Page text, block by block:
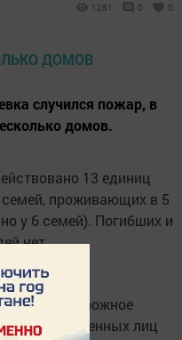
1281 0 0
случился пожар, в
домов.
13 единиц
семей, проживающих в 5
у 6 семей). Погибших и
нет.
- неосторожное
неустановленных лиц